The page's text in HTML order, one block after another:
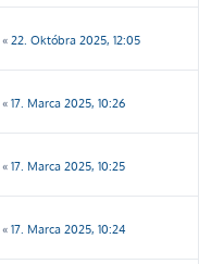
« 22. Októbra 2025, 12:05
« 17. Marca 2025, 10:26
« 17. Marca 2025, 10:25
« 17. Marca 2025, 10:24